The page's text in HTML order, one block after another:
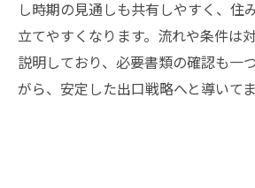
し時期の見通しも共有しやすく、住
立てやすくなります。流れや条件は
説明しており、必要書類の確認も一
がら、安定した出口戦略へと導いてま